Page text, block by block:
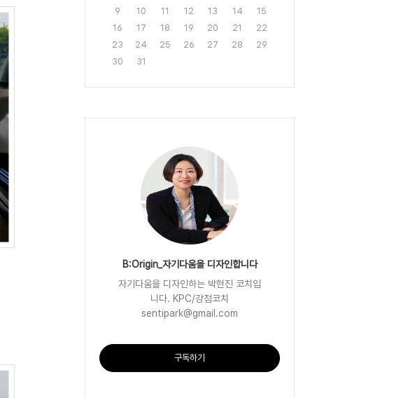
9
10 11 12 13 14
15
16
17 18 19 20 21
22
23
24 25 26 27 28
29
30
31
B:Origin_자기다움을 디자인합니다
자기다움을 디자인하는 박현진 코치입
니다. KPC/강점코치
sentipark@gmail.com
구독하기